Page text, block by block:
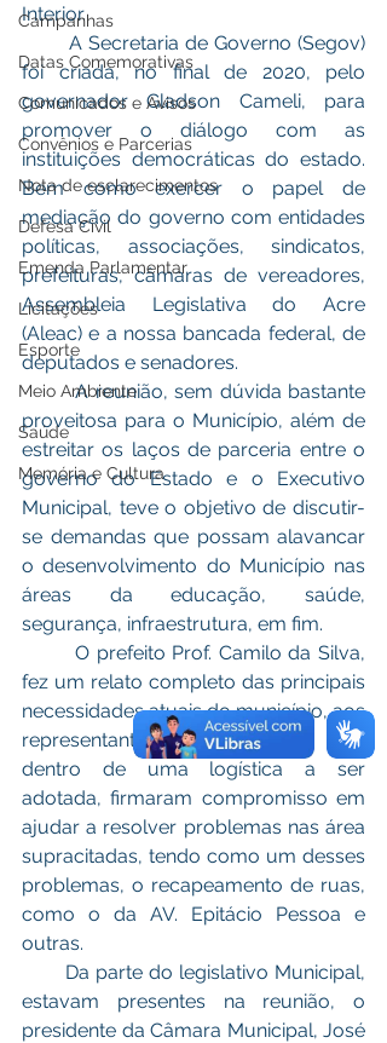
Campanhas
Datas Comemorativas
Comunicados e Avisos
Convênios e Parcerias
Nota de esclarecimentos
Defesa Civil
Emenda Parlamentar
Licitações
Esporte
Meio Ambiente
Saúde
Memória e Cultura
Interior.
        A Secretaria de Governo (Segov)
foi criada, no final de 2020, pelo
governador Gladson Cameli, para
promover o diálogo com as
instituições democráticas do estado.
Bem como exercer o papel de
mediação do governo com entidades
políticas, associações, sindicatos,
prefeituras, câmaras de vereadores,
Assembleia Legislativa do Acre
(Aleac) e a nossa bancada federal, de
deputados e senadores.
        A reunião, sem dúvida bastante
proveitosa para o Município, além de
estreitar os laços de parceria entre o
governo do Estado e o Executivo
Municipal, teve o objetivo de discutir-
se demandas que possam alavancar
o desenvolvimento do Município nas
áreas da educação, saúde,
segurança, infraestrutura, em fim.
        O prefeito Prof. Camilo da Silva,
fez um relato completo das principais
necessidades atuais do município, aos
representantes do governo, que
dentro de uma logística a ser
adotada, firmaram compromisso em
ajudar a resolver problemas nas área
supracitadas, tendo como um desses
problemas, o recapeamento de ruas,
como o da AV. Epitácio Pessoa e
outras.
estavam presentes na reunião, o
presidente da Câmara Municipal, José